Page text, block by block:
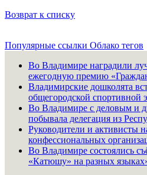
Возврат к списку
Популярные ссылки Облако тегов
Во Владимире наградили
ежегодную премию
Владимирские дошколята
общегородской спортивной
Во Владимире с деловым и
побывала делегация из
Руководители и активисты
конфессиональных
Во Владимире состоялись
«Катюшу» на разных